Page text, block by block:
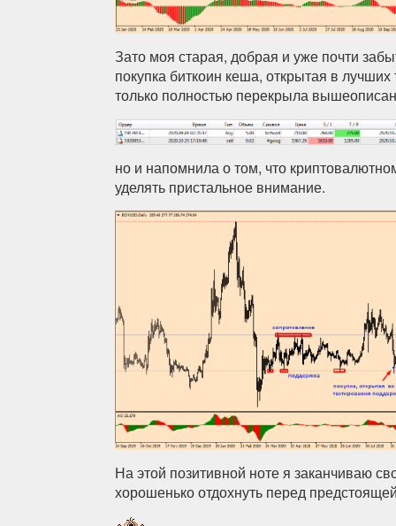
Зато моя старая, добрая и уже почти
покупка биткоин кеша, открытая в
только полностью перекрыла
но и напомнила о том, что
уделять пристальное внимание.
На этой позитивной ноте я заканчиваю
хорошенько отдохнуть перед